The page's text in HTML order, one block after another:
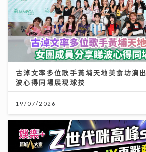
古淖文率多位歌手黃埔天地美食坊演
波心得同場展現球技
19/07/2026